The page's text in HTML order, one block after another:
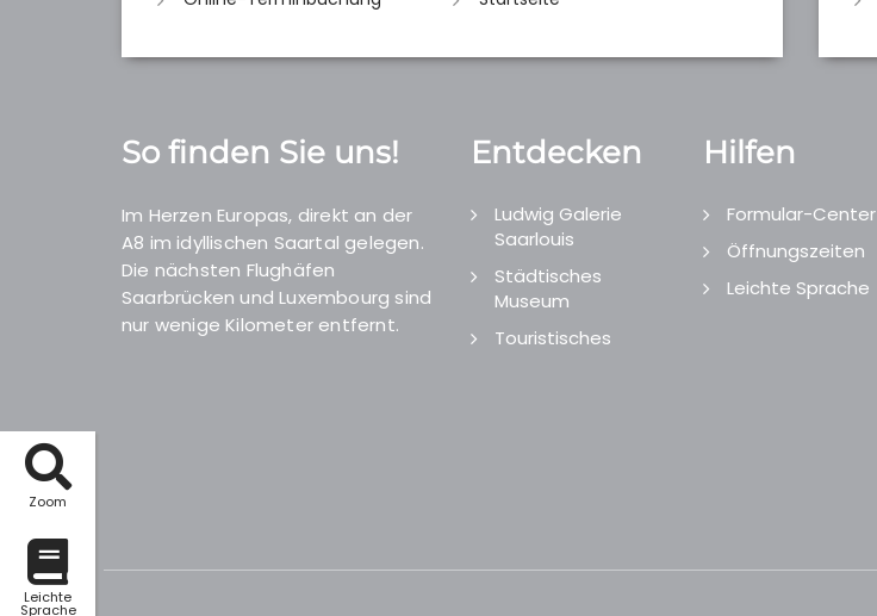
Zoom
Leichte
Sprache
So finden Sie uns!
Im Herzen Europas, direkt an der
A8 im idyllischen Saartal gelegen.
Die nächsten Flughäfen
Saarbrücken und Luxembourg sind
nur wenige Kilometer entfernt.
Entdecken
Ludwig Galerie
Saarlouis
Städtisches
Museum
Touristisches
Hilfen
Formular-Center
Öffnungszeiten
Leichte Sprache